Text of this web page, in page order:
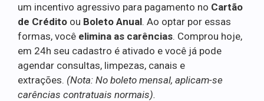
um incentivo agressivo para pagamento no Cartão
de Crédito ou Boleto Anual. Ao optar por essas
formas, você elimina as carências. Comprou hoje,
em 24h seu cadastro é ativado e você já pode
agendar consultas, limpezas, canais e
extrações. (Nota: No boleto mensal, aplicam-se
carências contratuais normais).